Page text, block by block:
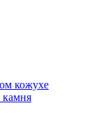
кожухе